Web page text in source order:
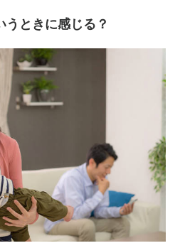
うときに感じる？